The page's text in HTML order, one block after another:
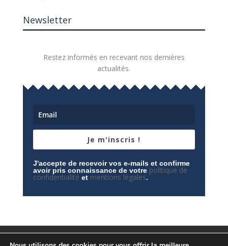
Newsletter
Restez informés en recevant nos dernières
actualités.
Je m'inscris !
J'accepte de recevoir vos e-mails et confirme
avoir pris connaissance de votre politique de
confidentialité et mentions légales.